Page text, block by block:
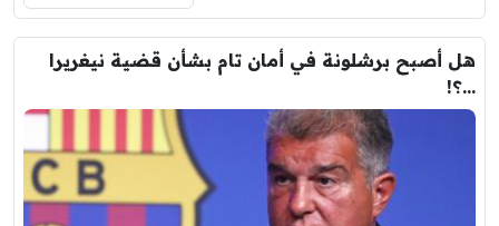
هل أصبح برشلونة في أمان تام بشأن قضية نيغريرا
…؟!